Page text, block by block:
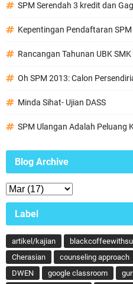
SPM Serendah 3 kredit dan
Kepentingan Pendaftaran
Rancangan Tahunan UBK SMK
Oh SPM 2013: Calon
Minda Sihat- Ujian DASS
SPM Ulangan Adalah Peluang
Blog Archive
Label
artikel/kajian
Cherasian
counseling approach
DWEN
google classroom